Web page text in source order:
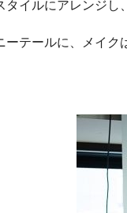
タイルにアレンジし
ーテールに、メイク